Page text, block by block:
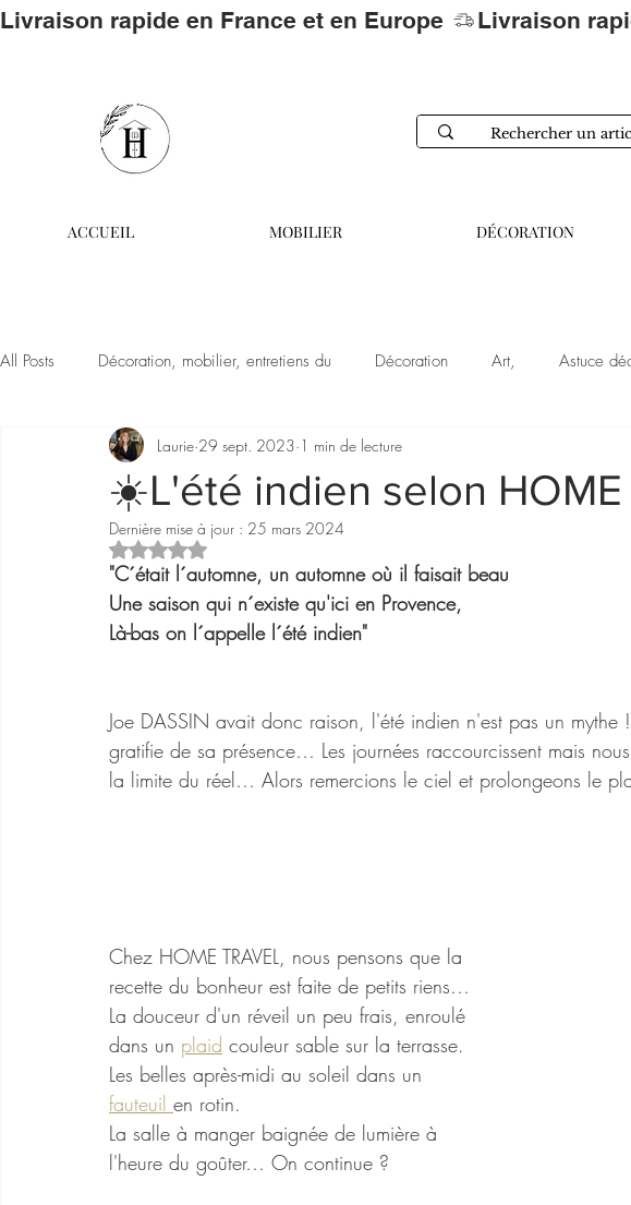
Livraison rapide en France et en Europe
ACCUEIL MOBILIER DÉCORATION
All Posts Décoration, mobilier, entretiens du Décoration Art, Astuce
Tendances automne Décoration, Noël extraordinaire
Aménagement interieur Aménagement extérieur
☀️L'été indien selon
Laurie 29 sept. 2023 1 min de lecture
Dernière mise à jour : 25 mars 2024
Noté NaN étoiles sur 5.
"C´était l´automne, un automne où il faisait beau
Une saison qui n´existe qu'ici en Provence,
Là-bas on l´appelle l´été indien"
Joe DASSIN avait donc raison, l'été indien n'est pas un
gratifie de sa présence… Les journées raccourcissent mais
la limite du réel… Alors remercions le ciel et prolongeons le
Chez HOME TRAVEL, nous pensons que la
recette du bonheur est faite de petits riens…
La douceur d'un réveil un peu frais, enroulé
dans un plaid couleur sable sur la terrasse.
Les belles après-midi au soleil dans un
fauteuil en rotin.
La salle à manger baignée de lumière à
l'heure du goûter… On continue ?